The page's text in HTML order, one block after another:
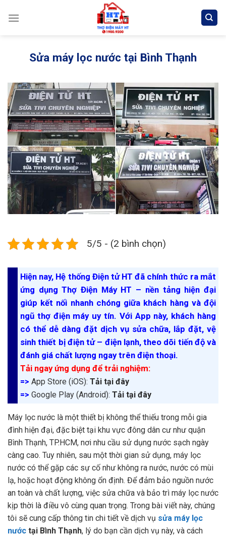
Sửa máy lọc nước tại Bình Thạnh
5/5 - (2 bình chọn)
Hiện nay, Hệ thống Điện tử HT đã chính thức ra mắt
ứng dụng Thợ Điện Máy HT – nền tảng hiện đại
giúp kết nối nhanh chóng giữa khách hàng và đội
ngũ thợ điện máy uy tín. Với App này, khách hàng
có thể dễ dàng đặt dịch vụ sửa chữa, lắp đặt, vệ
sinh thiết bị điện tử – điện lạnh, theo dõi tiến độ và
đánh giá chất lượng ngay trên điện thoại.
Tải ngay ứng dụng để trải nghiệm:
=> App Store (iOS): Tải tại đây
=> Google Play (Android): Tải tại đây
Máy lọc nước là một thiết bị không thể thiếu trong mỗi gia
đình hiện đại, đặc biệt tại khu vực đông dân cư như quận
Bình Thạnh, TP.HCM, nơi nhu cầu sử dụng nước sạch ngày
càng cao. Tuy nhiên, sau một thời gian sử dụng, máy lọc
nước có thể gặp các sự cố như không ra nước, nước có mùi
lạ, hoặc hoạt động không ổn định. Để đảm bảo nguồn nước
an toàn và chất lượng, việc sửa chữa và bảo trì máy lọc nước
kịp thời là điều vô cùng quan trọng. Trong bài viết này, chúng
tôi sẽ cung cấp thông tin chi tiết về dịch vụ sửa máy lọc
nước tại Bình Thạnh, lý do bạn cần dịch vụ này, và cách